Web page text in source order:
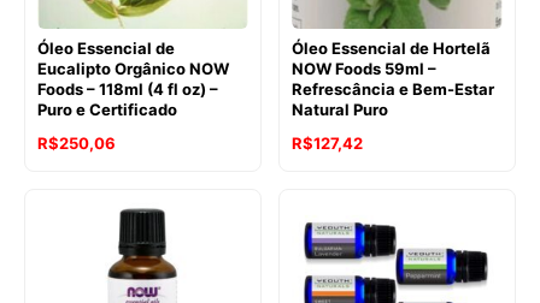
Óleo Essencial de
Eucalipto Orgânico NOW
Foods – 118ml (4 fl oz) –
Puro e Certificado
O
R$264,50.
R$250,06
atual
é:
R$250,06.
Óleo Essencial de Hortelã
NOW Foods 59ml –
Refrescância e Bem-Estar
Natural Puro
O
era:
R$184,12.
R$127,42O
é:
R$127,42.